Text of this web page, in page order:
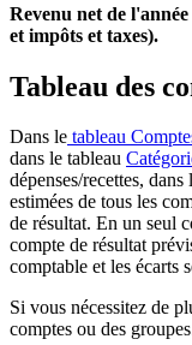
Revenu net de
et impôts et taxes).
Tableau des
Dans le tableau
dans le tableau
dépenses/recettes,
estimées de tous les
de résultat. En un seul
compte de résultat
comptable et les écarts
Si vous nécessitez de
comptes ou des